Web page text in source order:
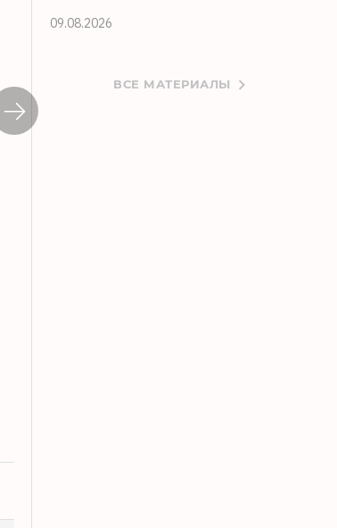
09.08.2026
ВСЕ МАТЕРИАЛЫ